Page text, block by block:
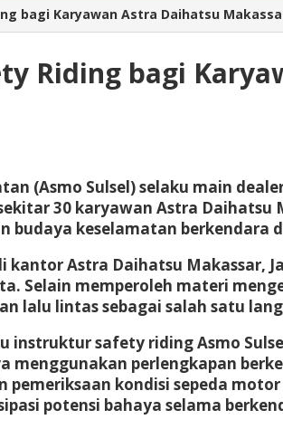
bagi Karyawan Astra Daihatsu
Riding bagi
(Asmo Sulsel) selaku main
30 karyawan Astra
budaya keselamatan berkendara
kantor Astra Daihatsu
Selain memperoleh materi
lalu lintas sebagai salah satu
safety riding Asmo
menggunakan perlengkapan
kondisi sepeda
potensi bahaya selama